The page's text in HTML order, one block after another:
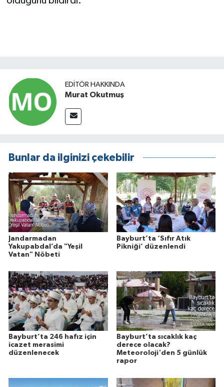
EDITÖR HAKKINDA
Murat Okutmuş
Bunlar da ilginizi çekebilir
Jandarmadan
Yakupabdal’da "Yeşil
Vatan" Nöbeti
Bayburt’ta ‘Sıfır Atık
Pikniği’ düzenlendi
Bayburt’ta 246 hafız için
icazet merasimi
düzenlenecek
Bayburt’ta sıcaklık kaç
derece olacak?
Meteoroloji'den 5 günlük
rapor